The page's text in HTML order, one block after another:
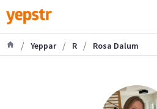
/ Yeppar / R / Rosa Dalum